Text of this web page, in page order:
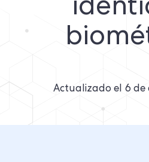
Actualizado el 6 de